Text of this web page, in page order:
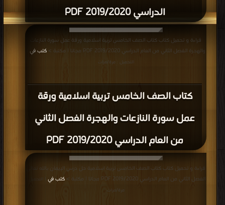
الدراسي 2019/2020 PDF
كتاب الصف الخامس تربية اسلامية ورقة
عمل سورة النازعات والهجرة الفصل الثاني
من العام الدراسي 2019/2020 PDF
قراءة و تحميل كتاب كتاب الصف الخامس تربية اسلامية ورقة عمل سورة النازعات
والهجرة الفصل الثاني من العام الدراسي 2019/2020 PDF مجانا | مكتبة >
كتب في
التحميل : مرة/مرات
قراءة و تحميل كتاب كتاب الصف الخامس تربية اسلامية حل درس الإيمان بالله تعالى
الفصل الثاني من العام الدراسي 2019/2020 PDF مجانا | مكتبة >
كتب في
مرة/مرات